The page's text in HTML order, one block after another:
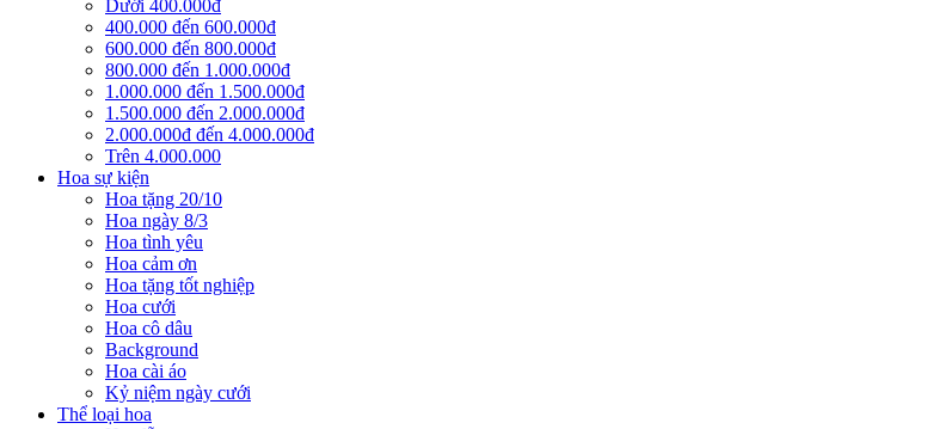
Dưới 400.000đ
400.000 đến 600.000đ
600.000 đến 800.000đ
800.000 đến 1.000.000đ
1.000.000 đến 1.500.000đ
1.500.000 đến 2.000.000đ
2.000.000đ đến 4.000.000đ
Trên 4.000.000
Hoa sự kiện
Hoa tặng 20/10
Hoa ngày 8/3
Hoa tình yêu
Hoa cảm ơn
Hoa tặng tốt nghiệp
Hoa cưới
Hoa cô dâu
Background
Hoa cài áo
Kỷ niệm ngày cưới
Thể loại hoa